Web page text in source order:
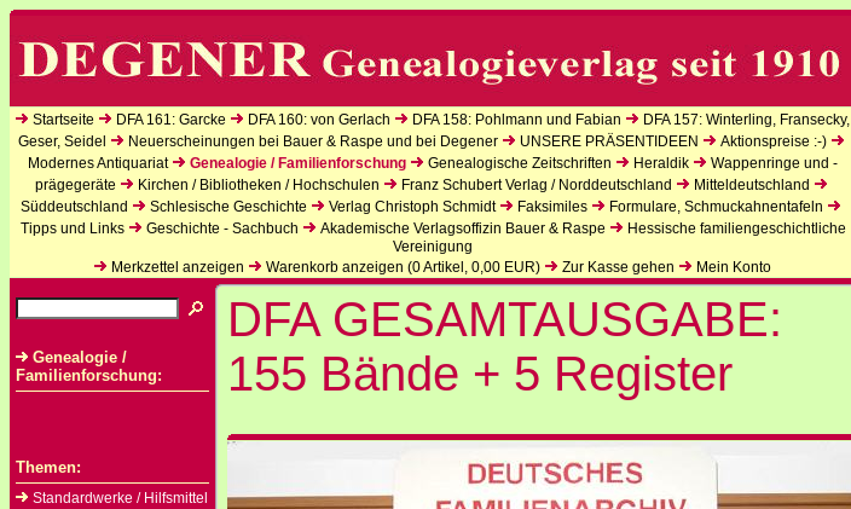
Startseite DFA 161: Garcke DFA 160: von Gerlach DFA 158: Pohlmann und Fabian
DFA 157: Winterling, Fransecky,
Geser, Seidel
Neuerscheinungen bei Bauer & Raspe und bei Degener UNSERE PRÄSENTIDEEN
Aktionspreise :-)
Modernes Antiquariat
Genealogie / Familienforschung Genealogische Zeitschriften Heraldik
Wappenringe und -
prägegeräte
Kirchen / Bibliotheken / Hochschulen Franz Schubert Verlag / Norddeutschland
Mitteldeutschland
Süddeutschland
Schlesische Geschichte Verlag Christoph Schmidt Faksimiles
Formulare, Schmuckahnentafeln
Tipps und Links
Geschichte - Sachbuch Akademische Verlagsoffizin Bauer & Raspe
Hessische familiengeschichtliche
Vereinigung
Merkzettel anzeigen
Warenkorb anzeigen (0Artikel, 0,00 EUR) Zur Kasse gehen Mein Konto
Genealogie /
Familienforschung:
Themen:
Standardwerke / Hilfsmittel
DFA GESAMTAUSGABE:
155 Bände + 5 Register